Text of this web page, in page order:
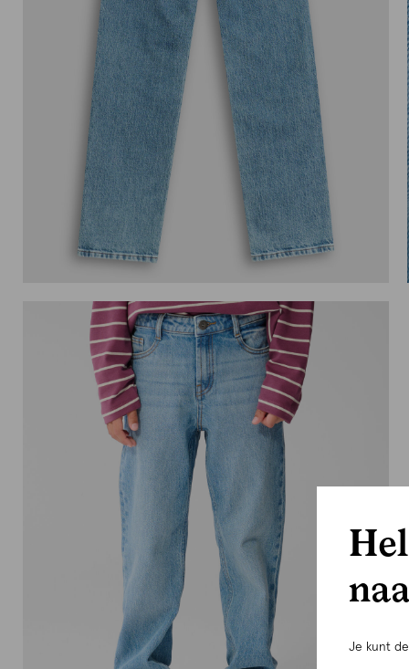
Je kunt